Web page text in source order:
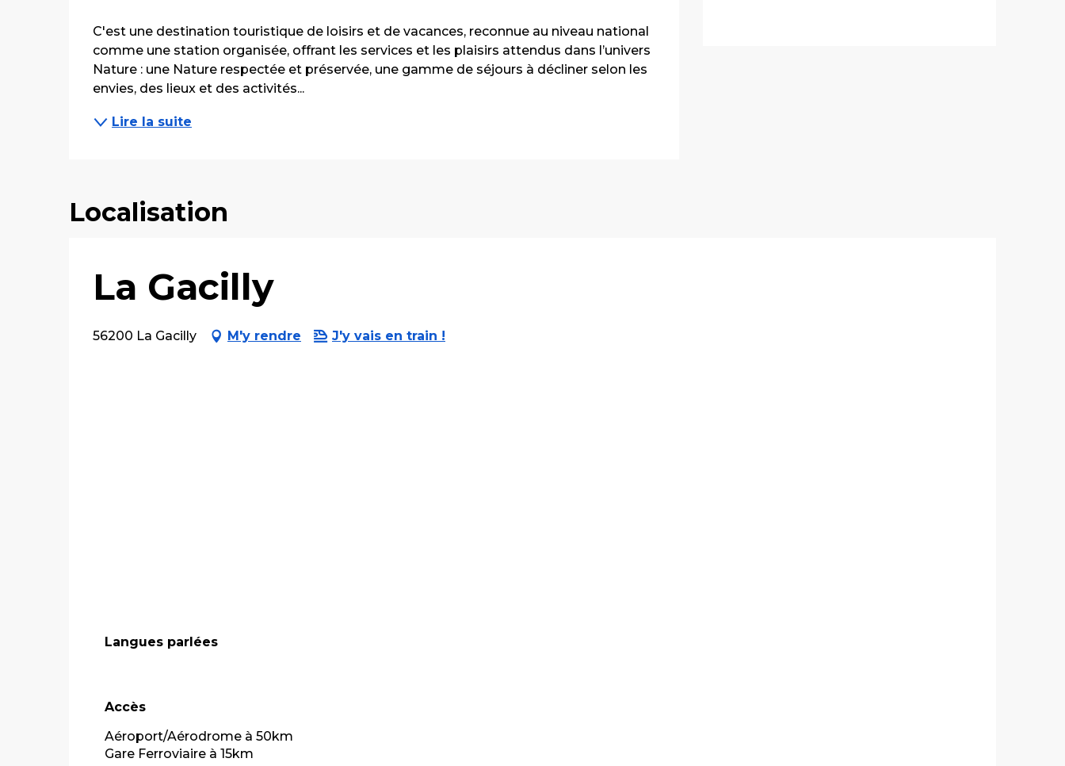
Description
C'est une destination touristique de loisirs et de vacances, reconnue au niveau national
comme une station organisée, offrant les services et les plaisirs attendus dans l’univers
Nature : une Nature respectée et préservée, une gamme de séjours à décliner selon les
envies, des lieux et des activités...
Lire la suite
Localisation
La Gacilly
56200 La Gacilly M'y rendre J'y vais en train !
Langues parlées
Langues parlées
Accès
Accès
Aéroport/Aérodrome à 50km
Gare Ferroviaire à 15km